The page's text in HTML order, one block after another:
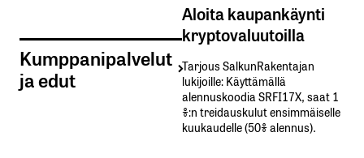
Kumppanipalvelut
ja edut
Aloita kaupankäynti
kryptovaluutoilla
Tarjous SalkunRakentajan
lukijoille: Käyttämällä​ ​
alennuskoodia​ ​SRFI17X,​ ​saat​ ​1
%:n treidauskulut​ ​ensimmäiselle​ ​
kuukaudelle​ ​(50%​ ​alennus).